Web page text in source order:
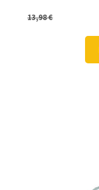
13,98€